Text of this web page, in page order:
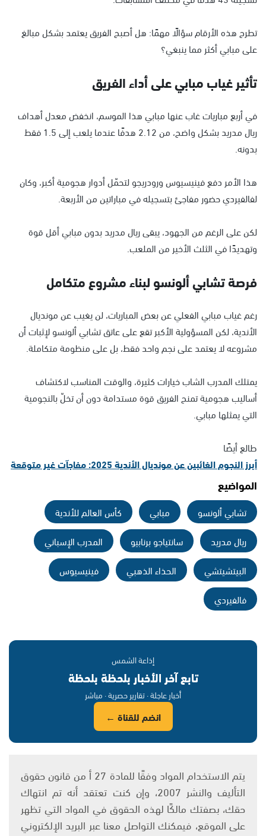
تطرح هذه الأرقام سؤالًا مهمًا: هل أصبح الفريق يعتمد بشكل مبالغ
على مبابي أكثر مما ينبغي؟
تأثير غياب مبابي على أداء الفريق
في أربع مباريات غاب عنها مبابي هذا الموسم، انخفض معدل أهداف
ريال مدريد بشكل واضح، من 2.12 هدفًا عندما يلعب إلى 1.5 فقط
بدونه.
هذا الأمر دفع فينيسيوس ورودريجو لتحمّل أدوار هجومية أكبر، وكان
لفالفيردي حضور مفاجئ بتسجيله في مباراتين من الأربعة.
لكن على الرغم من الجهود، يبقى ريال مدريد بدون مبابي أقل قوة
وتهديدًا في الثلث الأخير من الملعب.
فرصة تشابي ألونسو لبناء مشروع متكامل
رغم غياب مبابي الفعلي عن بعض المباريات، لن يغيب عن مونديال
الأندية، لكن المسؤولية الأكبر تقع على عاتق تشابي ألونسو لإثبات أن
مشروعه لا يعتمد على نجم واحد فقط، بل على منظومة متكاملة.
يمتلك المدرب الشاب خيارات كثيرة، والوقت المناسب لاكتشاف
أساليب هجومية تمنح الفريق قوة مستدامة دون أن تخلّ بالنجومية
التي يمثلها مبابي.
طالع أيضًا
أبرز النجوم الغائبين عن مونديال الأندية 2025: مفاجآت غير متوقعة
المواضيع
تشابي ألونسو مبابي
كأس العالم للأندية
ريال مدريد
سانتياجو برنابيو
المدرب الإسباني
البيتشيتشي
الحذاء الذهبي
فينيسيوس
فالفيردي
إذاعة الشمس
تابع آخر الأخبار بلحظة بلحظة
أخبار عاجلة · تقارير حصرية · مباشر
انضم للقناة ←
يتم الاستخدام المواد وفقًا للمادة 27 أ من قانون حقوق
التأليف والنشر 2007، وإن كنت تعتقد أنه تم انتهاك
حقك، بصفتك مالكًا لهذه الحقوق في المواد التي تظهر
على الموقع، فيمكنك التواصل معنا عبر البريد الإلكتروني